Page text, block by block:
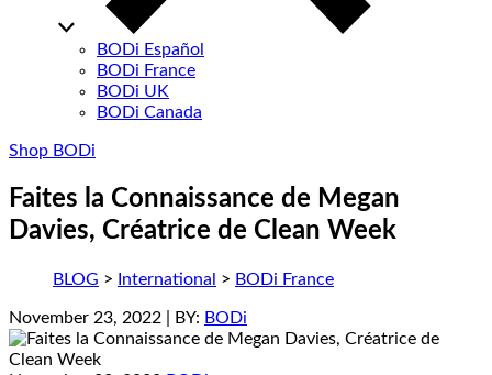
BODi Español
BODi France
BODi UK
BODi Canada
Shop BODi
Faites la Connaissance de Megan
Davies, Créatrice de Clean Week
BLOG > International > BODi France
November 23, 2022 | BY: BODi